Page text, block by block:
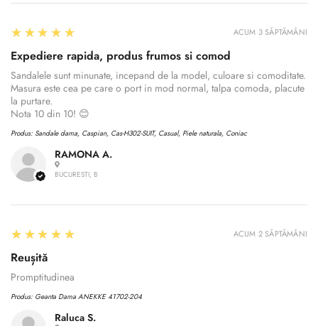
RAMONA A.
BUCURESTI, B
5
★★★★★
Expediere rapida, produs frumos si comod
Sandalele sunt minunate, incepand de la model, culoare si comoditate.
Masura este cea pe care o port in mod normal, talpa comoda, placute
la purtare.
Nota 10 din 10! 😊
Produs: Sandale dama, Caspian, Cas-H302-SUIT, Casual, Piele naturala, Coniac
ACUM 3 SĂPTĂMÂNI
Raluca S.
5
★★★★★
Reușită
Promptitudinea
Produs: Geanta Dama ANEKKE 41702-204
ACUM 2 SĂPTĂMÂNI
Are you 18 years old or older?
No, I'm not